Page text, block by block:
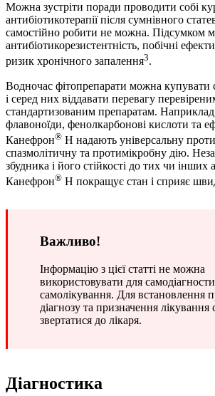
Можна зустріти поради проводити собі
антибіотикотерапії після сумнівного
самостійно робити не можна. Підсумком
антибіотикорезистентність, побічні
ризик хронічного запалення3.
Водночас фітопрепарати можна купувати
і серед них віддавати перевагу
стандартизованим препаратам.
флавоноїди, фенолкарбонові кислоти та
Канефрон® Н надають універсальну
спазмолітичну та протимікробну дію.
збудника і його стійкості до тих чи інших
Канефрон® Н покращує стан і сприяє
Важливо!
Інформацію з цієї статті не можна
використовувати для
самолікування. Для встановлення
діагнозу та призначення лікування
звертатися до лікаря.
Діагностика